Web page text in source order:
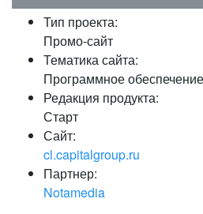
Тип проекта:
Промо-сайт
Тематика сайта:
Программное
Редакция продукта:
Старт
Сайт:
cl.capitalgroup.ru
Партнер:
Notamedia